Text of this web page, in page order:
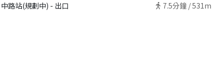
中路站(規劃中) - 出口 7.5分鐘 /531m